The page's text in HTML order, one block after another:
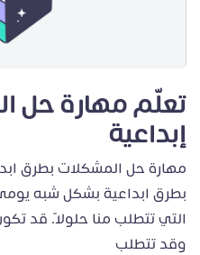
تعلّم مهارة حل
إبداعية
مهارة حل المشكلات بطرق
بطرق ابداعية بشكل شبه
التي تتطلب منا حلولًا. قد
وقد تتطلب